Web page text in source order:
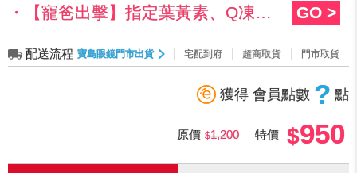
・【寵爸出擊】指定葉黃素、Q凍任選2盒1,500元 GO >
配送流程 寶島眼鏡門市出貨 宅配到府 超商取貨 門市取貨
獲得 會員點數 ? 點
原價 1,200 特價 950